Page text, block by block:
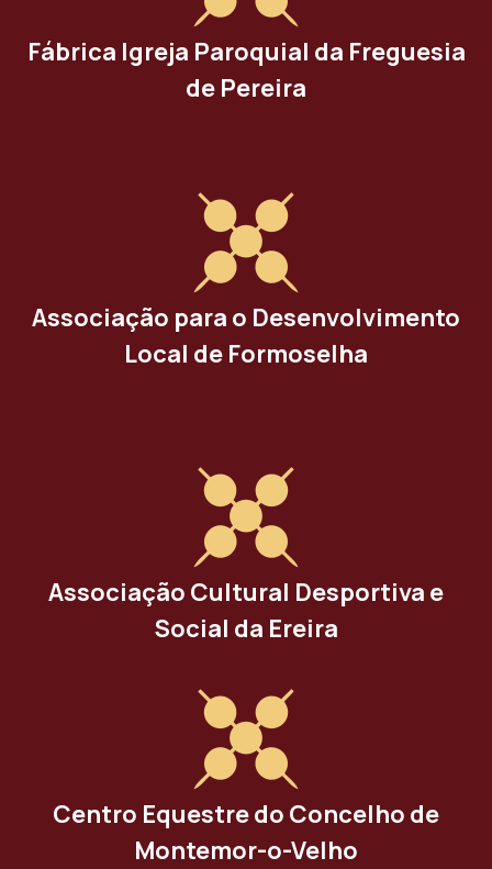
Fábrica Igreja Paroquial da Freguesia
de Pereira
Associação para o Desenvolvimento
Local de Formoselha
Associação Cultural Desportiva e
Social da Ereira
Centro Equestre do Concelho de
Montemor-o-Velho